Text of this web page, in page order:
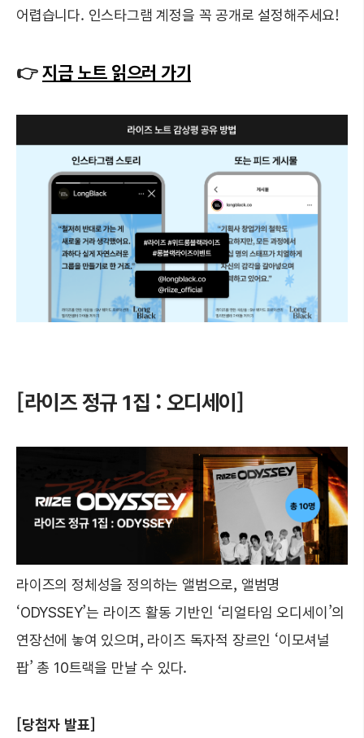
어렵습니다. 인스타그램 계정을 꼭 공개로 설정해주세요!
👉지금 노트 읽으러 가기
[라이즈 정규 1집 : 오디세이]
라이즈의 정체성을 정의하는 앨범으로, 앨범명
‘ODYSSEY’는 라이즈 활동 기반인 ‘리얼타임 오디세이’의
연장선에 놓여 있으며, 라이즈 독자적 장르인 ‘이모셔널
팝’ 총 10트랙을 만날 수 있다.
[당첨자 발표]